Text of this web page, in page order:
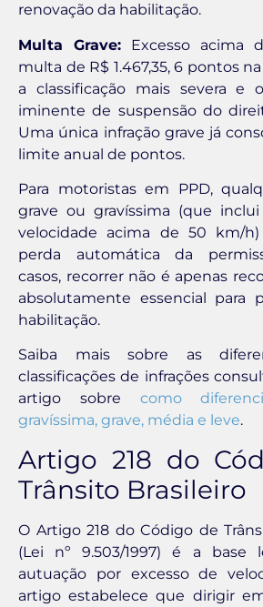
renovação da habilitação.
Multa Grave: Excesso acima
multa de R$ 1.467,35, 6 pontos na
a classificação mais severa e
iminente de suspensão do
Uma única infração grave já
limite anual de pontos.
Para motoristas em PPD,
grave ou gravíssima (que
velocidade acima de 50 km/
perda automática da
casos, recorrer não é apenas
absolutamente essencial para
habilitação.
Saiba mais sobre as
classificações de infrações
artigo sobre como
gravíssima, grave, média e leve.
Artigo 218 do
Trânsito Brasileiro
O Artigo 218 do Código de
(Lei nº 9.503/1997) é a base
autuação por excesso de
artigo estabelece que dirigir